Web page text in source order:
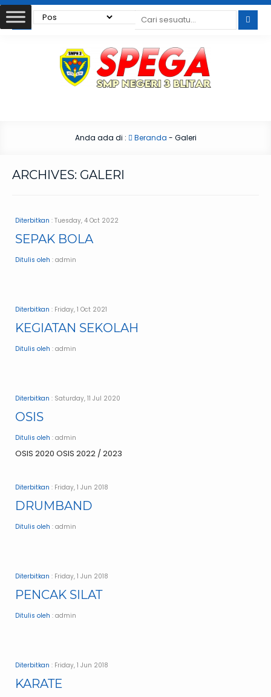
Anda ada di : Beranda - Galeri
ARCHIVES: GALERI
Diterbitkan : Tuesday, 4 Oct 2022
SEPAK BOLA
Ditulis oleh : admin
Diterbitkan : Friday, 1 Oct 2021
KEGIATAN SEKOLAH
Ditulis oleh : admin
Diterbitkan : Saturday, 11 Jul 2020
OSIS
Ditulis oleh : admin
OSIS 2020 OSIS 2022 / 2023
Diterbitkan : Friday, 1 Jun 2018
DRUMBAND
Ditulis oleh : admin
Diterbitkan : Friday, 1 Jun 2018
PENCAK SILAT
Ditulis oleh : admin
Diterbitkan : Friday, 1 Jun 2018
KARATE